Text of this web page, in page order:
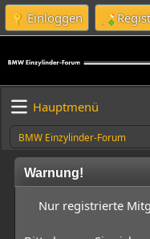
Einloggen
Hauptmenü
BMW Einzylinder-Forum
Warnung!
Nur registrierte